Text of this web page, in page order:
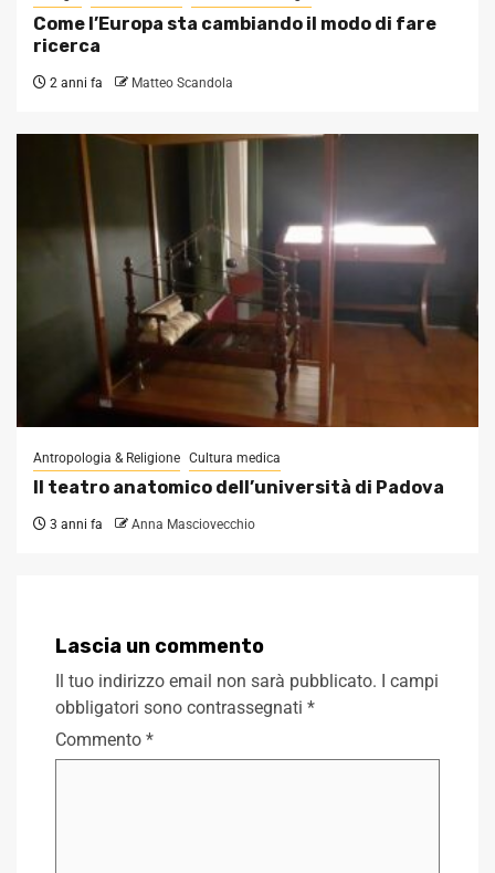
Come l’Europa sta cambiando il modo di fare
ricerca
2 anni fa Matteo Scandola
Antropologia & Religione Cultura medica
Il teatro anatomico dell’università di Padova
3 anni fa Anna Masciovecchio
Lascia un commento
Il tuo indirizzo email non sarà pubblicato.
I campi
obbligatori sono contrassegnati *
Commento *